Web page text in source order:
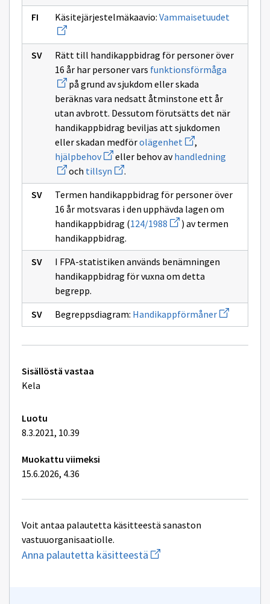
Käsitejärjestelmäkaavio: Vammaisetuudet
uuden
sivulle
Rätt till handikappbidrag för personer över
16 år har personer vars funktionsförmåga
på grund av sjukdom eller skada
beräknas vara nedsatt åtminstone ett år
utan avbrott. Dessutom förutsätts det när
handikappbidrag beviljas att sjukdomen
eller skadan medförolägenhet Avaa
uuden
ikkunan
,
hjälpbehovAvaa
uuden
ikkunan
sivulle
hjälpbehov
eller behov avhandledning
sivulle
och tillsyn Avaa
uuden
ikkunan
sivulle
tillsyn
.
Termen handikappbidrag för personer över
16 år motsvaras i den upphävda lagen om
handikappbidrag (124/1988 Avaa
uuden
sivulle
124/1988
) av termen
handikappbidrag.
I FPA-statistiken används benämningen
handikappbidrag för vuxna om detta
begrepp.
Begreppsdiagram: HandikappförmånerAvaa
uuden
ikkunan
Tekniset
lisätiedot
Sisällöstä vastaa
Kela
Luotu
8.3.2021, 10.39
Muokattu viimeksi
15.6.2026, 4.36
Voit antaa palautetta käsitteestä sanaston
vastuuorganisaatiolle.
Anna palautetta käsitteestä Aloita
uuden